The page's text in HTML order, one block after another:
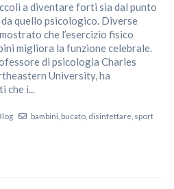
a diventare forti sia dal punto
quello psicologico. Diverse
che l’esercizio fisico
migliora la funzione celebrale.
di psicologia Charles
University, ha
che i...
bambini bucato disinfettare sport